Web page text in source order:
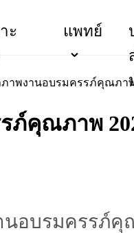
ะ
แพทย์
าพงานอบรมครรภ์คุณภาพ
คุณภาพ
อบรมครรภ์คุ